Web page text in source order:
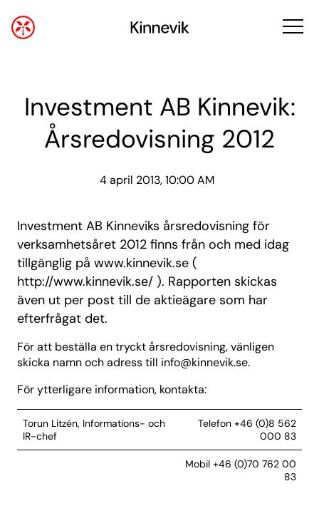
Investment AB Kinnevik:
Årsredovisning 2012
4 april 2013, 10:00 AM
Investment AB Kinneviks årsredovisning för
verksamhetsåret 2012 finns från och med idag
tillgänglig på www.kinnevik.se (
http://www.kinnevik.se/ ). Rapporten skickas
även ut per post till de aktieägare som har
efterfrågat det.
För att beställa en tryckt årsredovisning, vänligen
skicka namn och adress till info@kinnevik.se.
För ytterligare information, kontakta:
Torun Litzén, Informations- och
IR-chef
Telefon +46 (0)8 562
000 83
Mobil +46 (0)70 762 00
83